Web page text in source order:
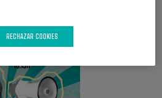
RECHAZAR COOKIES